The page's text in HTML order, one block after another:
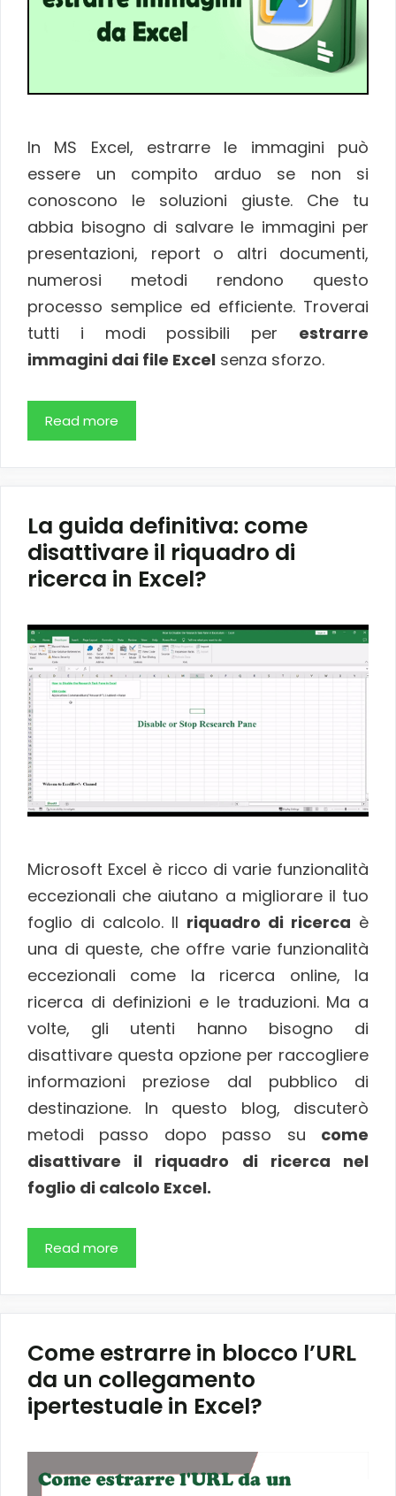
In MS Excel, estrarre le immagini può
essere un compito arduo se non si
conoscono le soluzioni giuste. Che tu
abbia bisogno di salvare le immagini per
presentazioni, report o altri documenti,
numerosi metodi rendono questo
processo semplice ed efficiente. Troverai
tutti i modi possibili per estrarre
immagini dai file Excel senza sforzo.
Read more
La guida definitiva: come
disattivare il riquadro di
ricerca in Excel?
Microsoft Excel è ricco di varie funzionalità
eccezionali che aiutano a migliorare il tuo
foglio di calcolo. Il riquadro di ricerca è
una di queste, che offre varie funzionalità
eccezionali come la ricerca online, la
ricerca di definizioni e le traduzioni. Ma a
volte, gli utenti hanno bisogno di
disattivare questa opzione per raccogliere
informazioni preziose dal pubblico di
destinazione. In questo blog, discuterò
metodi passo dopo passo su come
disattivare il riquadro di ricerca nel
foglio di calcolo Excel.
Read more
Come estrarre in blocco l’URL
da un collegamento
ipertestuale in Excel?